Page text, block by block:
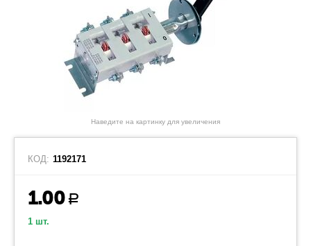
Наведите на картинку для увеличения
КОД: 1192171
1.00 Р
1 шт.